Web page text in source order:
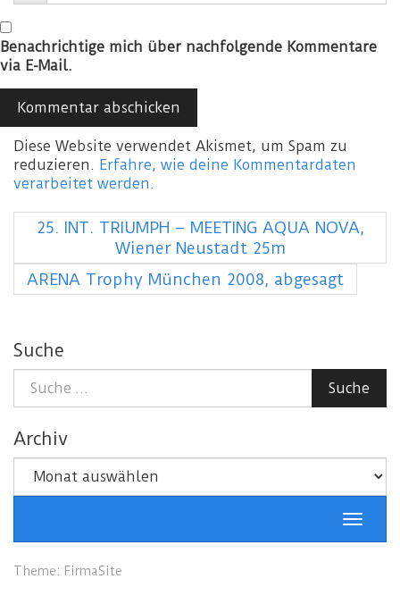
Benachrichtige mich über nachfolgende Kommentare
via E-Mail.
Diese Website verwendet Akismet, um Spam zu
reduzieren. Erfahre, wie deine Kommentardaten
verarbeitet werden.
25. INT. TRIUMPH – MEETING AQUA NOVA,
Wiener Neustadt 25m
ARENA Trophy München 2008, abgesagt
Suche
nach:
Suche
Archiv
Theme: FirmaSite